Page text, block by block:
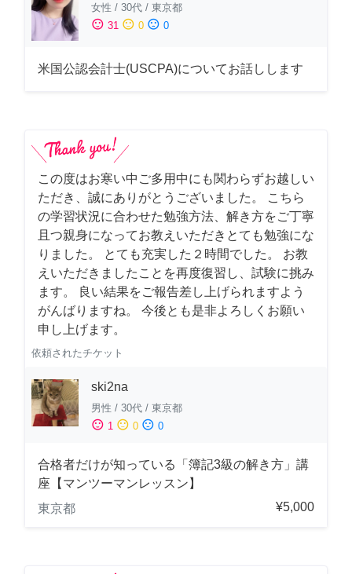
女性 / 30代 / 東京都
sentiment_satisfied 31 sentiment_neutral 0 sentiment_dissatisfied 0
米国公認会計士(USCPA)についてお話しします
この度はお寒い中ご多用中にも関わらずお越しい
ただき、誠にありがとうございました。 こちら
の学習状況に合わせた勉強方法、解き方をご丁寧
且つ親身になってお教えいただきとても勉強にな
りました。 とても充実した２時間でした。 お教
えいただきましたことを再度復習し、試験に挑み
ます。 良い結果をご報告差し上げられますよう
がんばりますね。 今後とも是非よろしくお願い
申し上げます。
依頼されたチケット
ski2na
男性 / 30代 / 東京都
sentiment_satisfied 1 sentiment_neutral 0 sentiment_dissatisfied 0
合格者だけが知っている「簿記3級の解き方」講
座【マンツーマンレッスン】
東京都
¥5,000